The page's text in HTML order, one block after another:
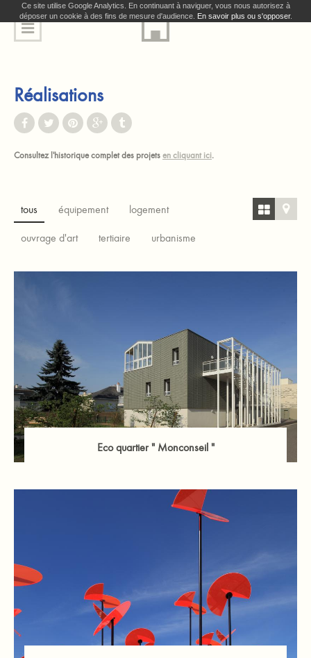
Ce site utilise Google Analytics. En continuant à naviguer, vous nous autorisez à
déposer un cookie à des fins de mesure d'audience. En savoir plus ou s'opposer.
Réalisations
Consultez l'historique complet des projets en cliquant ici.
tous équipement logement
ouvrage d'art tertiaire urbanisme
Eco quartier " Monconseil "